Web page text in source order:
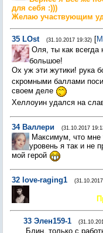
для себя :)))
Желаю участвующим
35 LOst (31.10.2017 19:32) [
Оля, ты как всегда
большое!
Ох уж эти жутики! рука
скромными баллами
своем деле
Хеллоуин удался на
34 Валлери (31.10.2017
Максимум, что мне
уровень я так и не
мой герой
32 love-raging1
33 Элен159-1
Блин, только с